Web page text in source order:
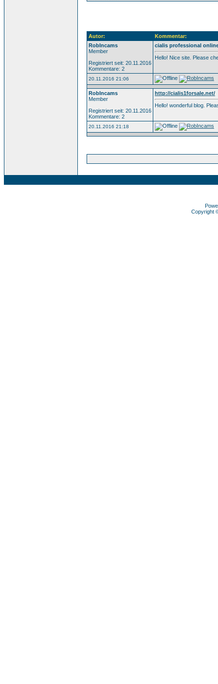
Autor:
Kommentar:
RobIncams
Member
Registriert seit: 20.11.2016
Kommentare: 2
cialis professional
Hello! Nice site. Please
20.11.2016 21:06
RobIncams
Member
Registriert seit: 20.11.2016
Kommentare: 2
http://cialis1forsale.net/
Hello! wonderful blog.
20.11.2016 21:18
Copyright